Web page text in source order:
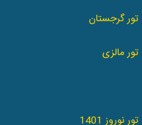
تور گرجستان
تور مالزی
تور نوروز 1401